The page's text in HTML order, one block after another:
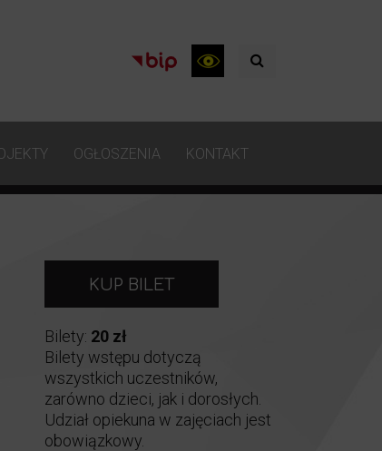
OGŁOSZENIA KONTAKT
KUP BILET
Bilety: 20 zł
Bilety wstępu dotyczą
wszystkich uczestników,
zarówno dzieci, jak i dorosłych.
Udział opiekuna w zajęciach jest
obowiązkowy.